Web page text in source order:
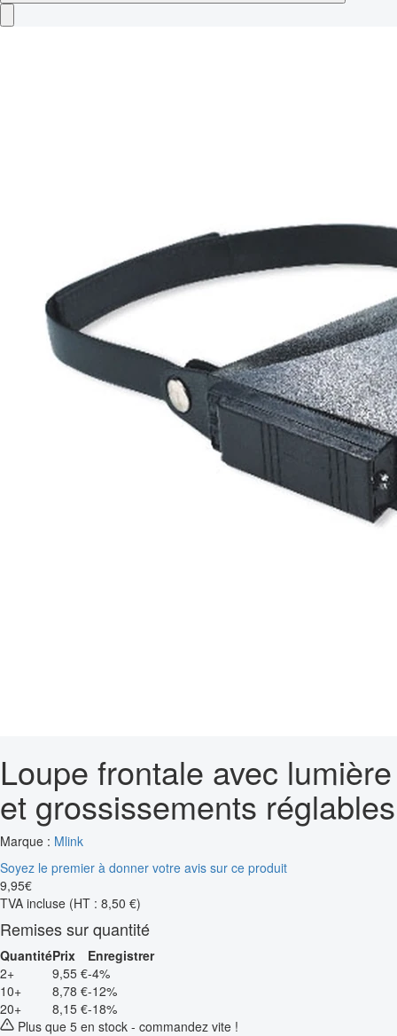
Loupe frontale avec lumière
et grossissements réglables
Marque : Mlink
Soyez le premier à donner votre avis sur ce produit
9,95€
TVA incluse (HT : 8,50 €)
Remises sur quantité
QuantitéPrix
Enregistrer
2+
9,55 €-4%
10+
8,78 €-12%
20+
8,15 €-18%
Plus que 5 en stock - commandez vite !